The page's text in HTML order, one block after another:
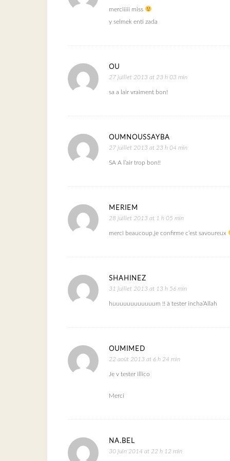
merciiiii miss
y selmek enti zada
OU
27 juillet 2013 at 23 h 03 min
sa a lair vraiment bon!
OUMNOUSSAYBA
27 juillet 2013 at 23 h 04 min
SA A l’air trop bon!!
MERIEM
28 juillet 2013 at 1 h 05 min
merci beaucoup,je confirme c’est savoureux
SHAHINEZ
31 juillet 2013 at 13 h 56 min
huuuuuuuuuuuum !! à tester incha’Allah
OUMIMED
22 août 2013 at 6 h 24 min
Je v tester illico
Merci
NA.BEL
30 juin 2014 at 22 h 12 min